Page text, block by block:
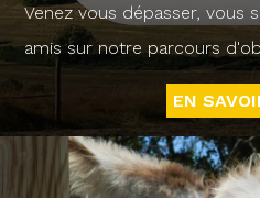
Venez vous dépasser, vous
amis sur notre parcours
EN